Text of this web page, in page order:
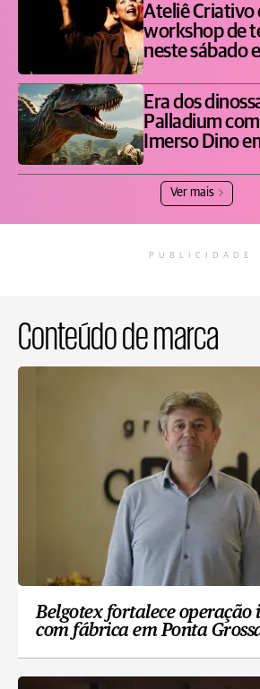
Ateliê Criativo
workshop de
neste sábado
Era dos
Palladium
Imerso Dino
Ver mais
PUBLICIDADE
Conteúdo de marca
Belgotex fortalece
com fábrica em Ponta